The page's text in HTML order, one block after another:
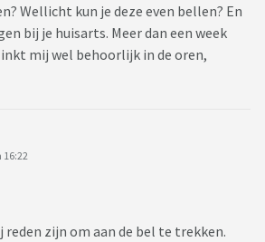
Wellicht kun je deze even bellen? En
bij je huisarts. Meer dan een week
mij wel behoorlijk in de oren,
16:22
reden zijn om aan de bel te trekken.